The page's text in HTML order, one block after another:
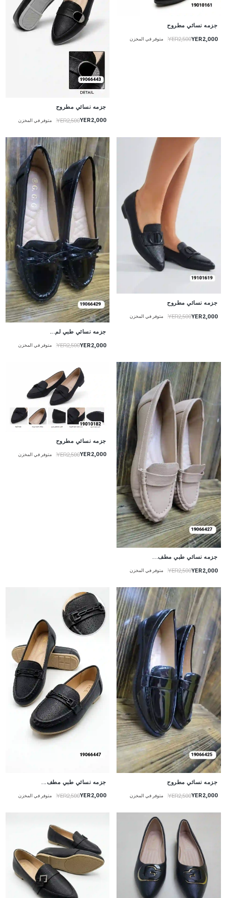
جزمه نسائي مطروح
YER2,000
YER2,500 متوفر في المخزن
جزمه نسائي مطروح
YER2,000
YER2,500 متوفر في المخزن
جزمه نسائي مطروح
YER2,000
YER2,500 متوفر في المخزن
جزمه نسائي طبي لم...
YER2,000
YER2,500 متوفر في المخزن
جزمه نسائي طبي مطف...
YER2,000
YER2,500 متوفر في المخزن
جزمه نسائي مطروح
YER2,000
YER2,500 متوفر في المخزن
جزمه نسائي مطروح
YER2,000
YER2,500 متوفر في المخزن
جزمه نسائي طبي مطف...
YER2,000
YER2,500 متوفر في المخزن